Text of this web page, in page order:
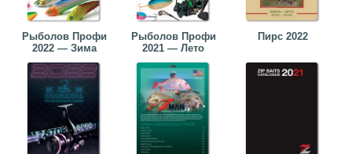
Рыболов Профи
2022 — Зима
Рыболов Профи
2021 — Лето
Пирс 2022